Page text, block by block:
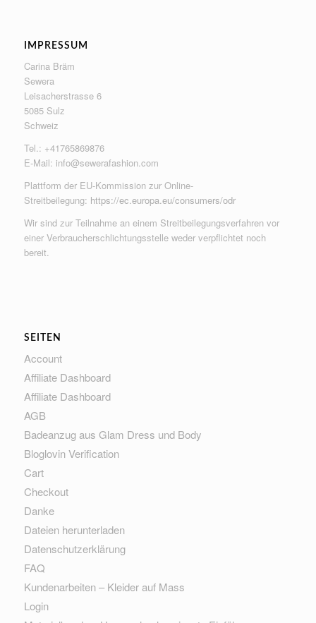
IMPRESSUM
Carina Bräm
Sewera
Leisacherstrasse 6
5085 Sulz
Schweiz
Tel.: +41765869876
E-Mail: info@sewerafashion.com
Plattform der EU-Kommission zur Online-
Streitbeilegung: https://ec.europa.eu/consumers/odr
Wir sind zur Teilnahme an einem Streitbeilegungsverfahren vor
einer Verbraucherschlichtungsstelle weder verpflichtet noch
bereit.
SEITEN
Account
Affiliate Dashboard
Affiliate Dashboard
AGB
Badeanzug aus Glam Dress und Body
Bloglovin Verification
Cart
Checkout
Danke
Dateien herunterladen
Datenschutzerklärung
FAQ
Kundenarbeiten – Kleider auf Mass
Login